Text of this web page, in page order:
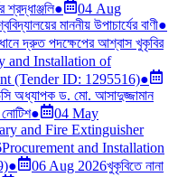
●
04 Aug
মাননীয় উপাচার্যের বাণী●
দ্রুত পদক্ষেপের আশ্বাস খুকৃবির
and Installation of
(Tender ID: 1295516)●
অধ্যাপক ড. মো. আসাদুজ্জামান
●
04 May
and Fire Extinguisher
Procurement and Installation
● 06 Aug 2026খুকৃবিতে নানা